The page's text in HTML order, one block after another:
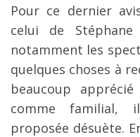
Pour ce dernier
celui de
notamment les
quelques choses à
beaucoup
comme familial,
proposée désuète.